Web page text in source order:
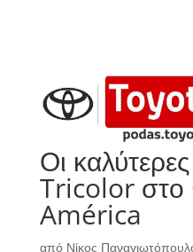
Οι
Tricolor στο
América
από Νίκος